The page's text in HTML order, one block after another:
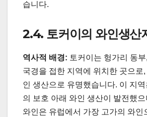
습니다.
2.4. 토커이의 와인생산
역사적 배경: 토커이는 헝가리 동
국경을 접한 지역에 위치한 곳으로
인 생산으로 유명했습니다. 이 지
의 보호 아래 와인 생산이 발전했으
와인은 유럽에서 가장 고가의 와인